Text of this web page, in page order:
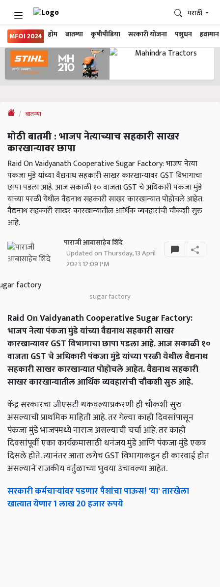
MFOI 2024 होम बातम्या कृषीपीडिया सरकारी योजना पशुधन हवामान
मराठी
बातम्या
मोठी बातमी : भाजप नेत्याच्याच सहकारी साखर
कारखान्यावर छापा
Raid On Vaidyanath Cooperative Sugar Factory: भाजप नेत्या
पंकजा मुंडे यांच्या वैद्यनाथ सहकारी साखर कारखान्यावर GST विभागाचा
छापा पडला आहे. आज सकाळी १० वाजता GST चे अधिकारी पंकजा मुंडे
यांच्या परळी येथील वैद्यनाथ सहकारी साखर कारखान्यात पोहोचले आहेत.
वैद्यनाथ सहकारी साखर कारखान्यातील आर्थिक व्यवहारांची चौकशी सुरु
आहे.
पाराजी आबासाहेब शिंदे
Updated on Thursday, 13 April
2023 12:09 PM
sugar factory
Raid On Vaidyanath Cooperative Sugar Factory:
भाजप नेत्या पंकजा मुंडे यांच्या वैद्यनाथ सहकारी साखर
कारखान्यावर GST विभागाचा छापा पडला आहे. आज सकाळी १०
वाजता GST चे अधिकारी पंकजा मुंडे यांच्या परळी येथील वैद्यनाथ
सहकारी साखर कारखान्यात पोहोचले आहेत. वैद्यनाथ सहकारी
साखर कारखान्यातील आर्थिक व्यवहारांची चौकशी सुरु आहे.
केंद्र सरकारचा जीएसटी थकवल्याप्रकरणी ही चौकशी सुरु
असल्याची प्राथमिक माहिती आहे. तर गेल्या काही दिवसांपासून
पंकजा मुंडे भाजपमध्ये नाराज असल्याची चर्चा आहे. तर काही
दिवसांपूर्वी एका कार्यक्रमासाठी धनंजय मुंडे आणि पंकजा मुंडे एकत्र
दिसले होते. त्यानंतर आता लगेच GST विभागाकडून ही कारवाई होत
असल्याने राजकीय वर्तुळाच्या भुवया उंचावल्या आहेत.
सरकारी कर्मचाऱ्यांवर पडणार पैशांचा पाऊस! 'या' तारखेला
खात्यात येणार 1 लाख 20 हजार रुपये